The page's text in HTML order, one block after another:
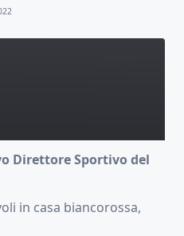
Direttore Sportivo del
in casa biancorossa,